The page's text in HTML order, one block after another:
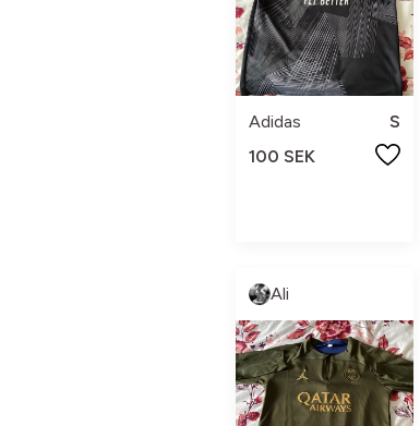
Adidas
S
100 SEK
Ali